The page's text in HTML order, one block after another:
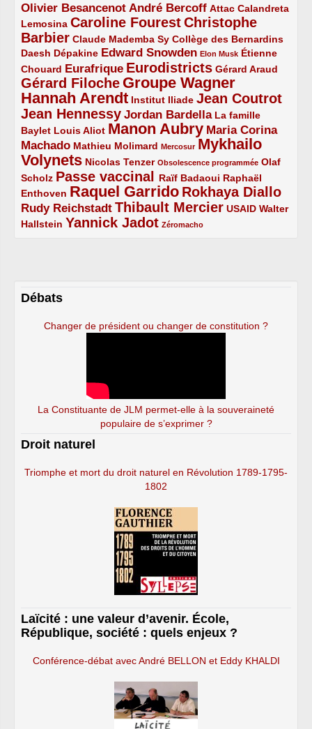
Olivier Besancenot
3/5 André Bercoff
3/5 Attac
2/5
Calandreta
Lemosina
2/5 Caroline Fourest
4/5
Christophe
Barbier
4/5 Claude Mademba Sy
2/5 Collège des Bernardins
2/5
Daesh
2/5 Dépakine
2/5 Edward Snowden
3/5 Elon Musk
1/5
Étienne
Chouard
2/5 Eurafrique
3/5 Eurodistricts
4/5 Gérard Araud
2/5
Gérard Filoche
4/5 Groupe Wagner
5/5
Hannah Arendt
5/5 Institut Iliade
2/5 Jean Coutrot
4/5
Jean Hennessy
4/5 Jordan Bardella
3/5
La famille
Baylet
2/5 Louis Aliot
2/5 Manon Aubry
5/5
Maria Corina
Machado
3/5 Mathieu Molimard
2/5 Mercosur
1/5
Mykhailo
Volynets
5/5 Nicolas Tenzer
2/5 Obsolescence programmée
1/5
Olaf
Scholz
2/5 Passe vaccinal
4/5 Raïf Badaoui
2/5
Raphaël
Enthoven
2/5 Raquel Garrido
5/5 Rokhaya Diallo
4/5
Rudy Reichstadt
3/5 Thibault Mercier
4/5 USAID
2/5
Walter
Hallstein
2/5 Yannick Jadot
4/5 Zéromacho
1/5
Débats
Changer de président ou changer de constitution ?
La Constituante de JLM permet-elle à la souveraineté
populaire de s’exprimer ?
Droit naturel
Triomphe et mort du droit naturel en Révolution 1789-1795-
1802
Laïcité : une valeur d’avenir. École,
République, société : quels enjeux ?
Conférence-débat avec André BELLON et Eddy KHALDI